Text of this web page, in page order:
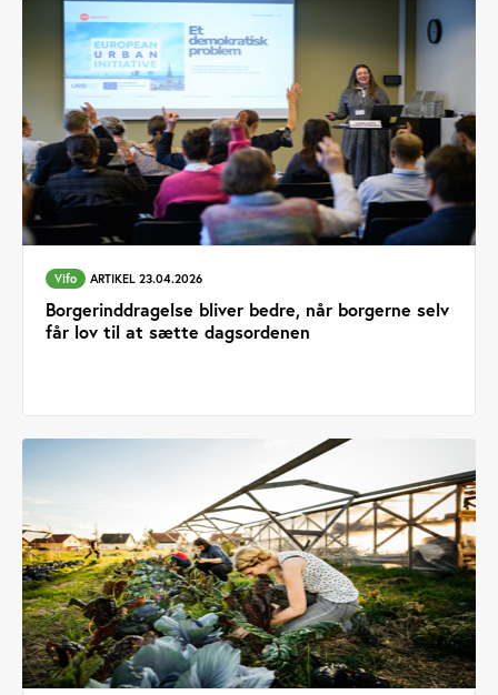
Vifo ARTIKEL 23.04.2026
Borgerinddragelse bliver bedre, når borgerne selv
får lov til at sætte dagsordenen